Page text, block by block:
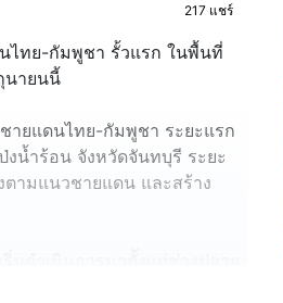
217 แชร์
ไทย-กัมพูชา รั้วแรก ในพื้นที่
นายนนี้
ายแดนไทย-กัมพูชา ระยะแรก
น้ำร้อน จังหวัดจันทบุรี ระยะ
ตามแนวชายแดน และสร้าง
องทุกวัน